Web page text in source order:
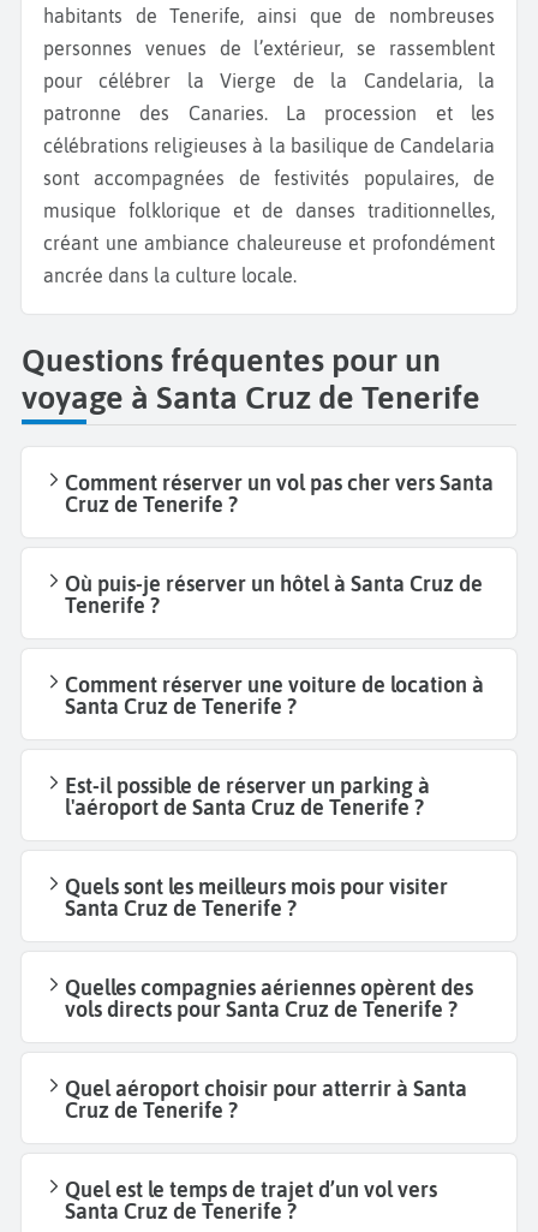
habitants de Tenerife, ainsi que de nombreuses
personnes venues de l’extérieur, se rassemblent
pour célébrer la Vierge de la Candelaria, la
patronne des Canaries. La procession et les
célébrations religieuses à la basilique de Candelaria
sont accompagnées de festivités populaires, de
musique folklorique et de danses traditionnelles,
créant une ambiance chaleureuse et profondément
ancrée dans la culture locale.
Questions fréquentes pour un
voyage à Santa Cruz de Tenerife
Comment réserver un vol pas cher vers Santa
Cruz de Tenerife ?
Où puis-je réserver un hôtel à Santa Cruz de
Tenerife ?
Comment réserver une voiture de location à
Santa Cruz de Tenerife ?
Est-il possible de réserver un parking à
l'aéroport de Santa Cruz de Tenerife ?
Quels sont les meilleurs mois pour visiter
Santa Cruz de Tenerife ?
Quelles compagnies aériennes opèrent des
vols directs pour Santa Cruz de Tenerife ?
Quel aéroport choisir pour atterrir à Santa
Cruz de Tenerife ?
Quel est le temps de trajet d’un vol vers
Santa Cruz de Tenerife ?